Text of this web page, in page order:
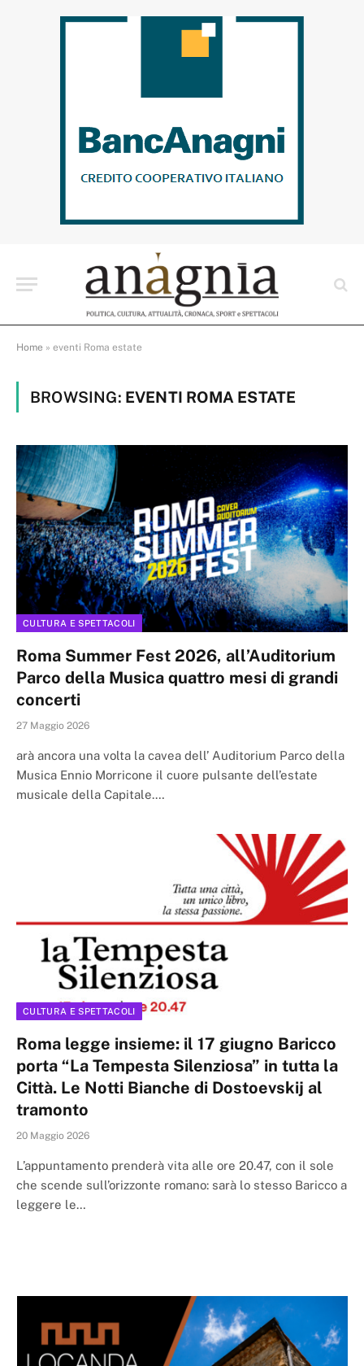
Home » eventi Roma estate
BROWSING: EVENTI ROMA ESTATE
CULTURA E SPETTACOLI
Roma Summer Fest 2026, all’Auditorium
Parco della Musica quattro mesi di grandi
concerti
27 Maggio 2026
arà ancora una volta la cavea dell’ Auditorium Parco della
Musica Ennio Morricone il cuore pulsante dell’estate
musicale della Capitale.…
CULTURA E SPETTACOLI
Roma legge insieme: il 17 giugno Baricco
porta “La Tempesta Silenziosa” in tutta la
Città. Le Notti Bianche di Dostoevskij al
tramonto
20 Maggio 2026
L’appuntamento prenderà vita alle ore 20.47, con il sole
che scende sull’orizzonte romano: sarà lo stesso Baricco a
leggere le…